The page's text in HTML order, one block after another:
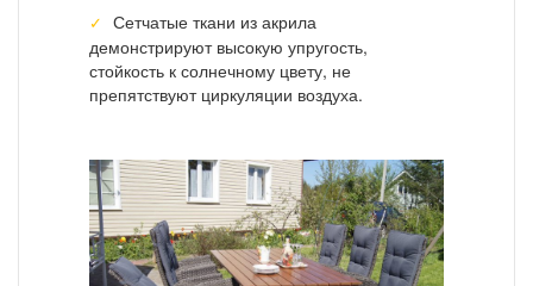
Сетчатые ткани из акрила
демонстрируют высокую упругость,
стойкость к солнечному цвету, не
препятствуют циркуляции воздуха.